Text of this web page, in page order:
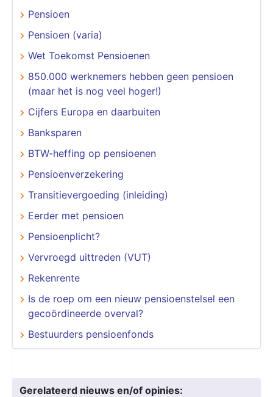
Pensioen
Pensioen (varia)
Wet Toekomst Pensioenen
850.000 werknemers hebben geen pensioen
(maar het is nog veel hoger!)
Cijfers Europa en daarbuiten
Banksparen
BTW-heffing op pensioenen
Pensioenverzekering
Transitievergoeding (inleiding)
Eerder met pensioen
Pensioenplicht?
Vervroegd uittreden (VUT)
Rekenrente
Is de roep om een nieuw pensioenstelsel een
gecoördineerde overval?
Bestuurders pensioenfonds
Gerelateerd nieuws en/of opinies: